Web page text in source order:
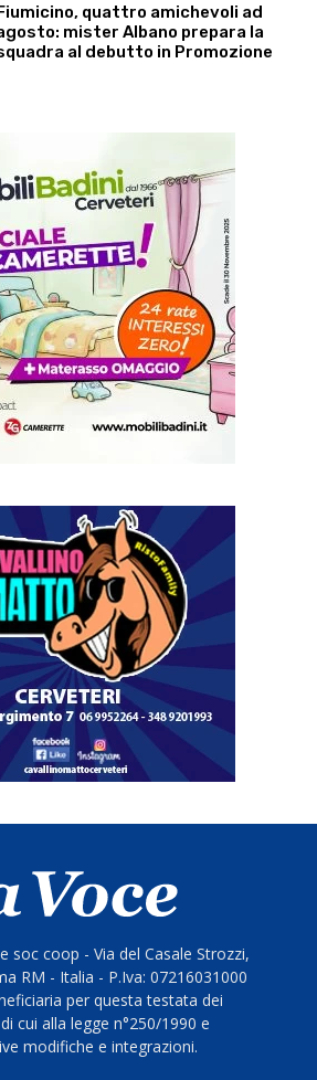
quattro amichevoli ad
mister Albano prepara la
al debutto in Promozione
soc coop - Via del Casale Strozzi,
RM - Italia - P.Iva: 07216031000
per questa testata dei
cui alla legge n°250/1990 e
modifiche e integrazioni.